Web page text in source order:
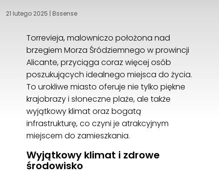
21 lutego 2025 | Bssense
Torrevieja, malowniczo położona nad
brzegiem Morza Śródziemnego w prowincji
Alicante, przyciąga coraz więcej osób
poszukujących idealnego miejsca do życia.
To urokliwe miasto oferuje nie tylko piękne
krajobrazy i słoneczne plaże, ale także
wyjątkowy klimat oraz bogatą
infrastrukturę, co czyni je atrakcyjnym
miejscem do zamieszkania.
Wyjątkowy klimat i zdrowe
środowisko